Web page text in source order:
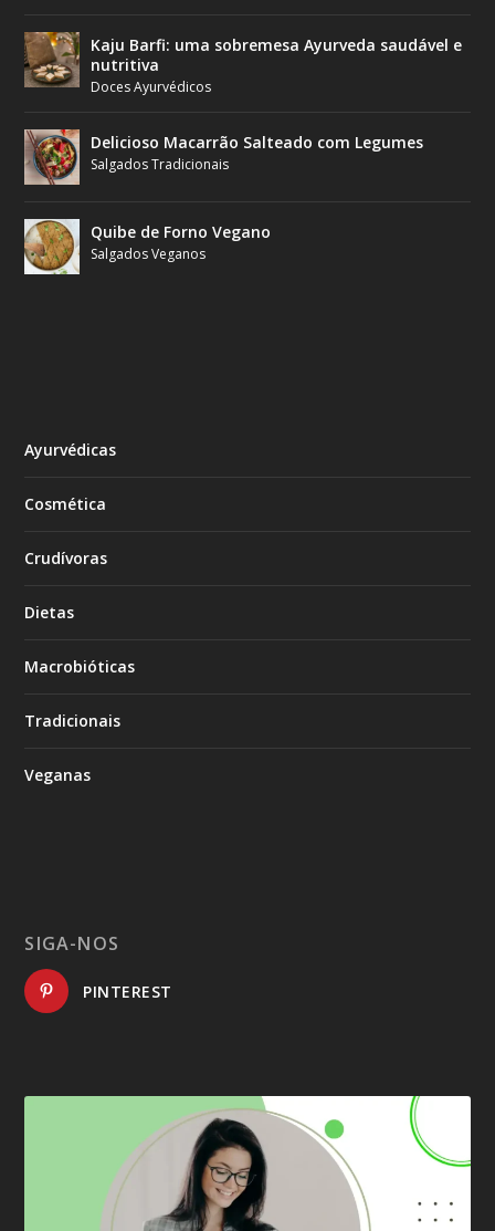
Kaju Barfi: uma sobremesa Ayurveda saudável e
nutritiva
Doces Ayurvédicos
Delicioso Macarrão Salteado com Legumes
Salgados Tradicionais
Quibe de Forno Vegano
Salgados Veganos
Ayurvédicas
Cosmética
Crudívoras
Dietas
Macrobióticas
Tradicionais
Veganas
SIGA-NOS
PINTEREST